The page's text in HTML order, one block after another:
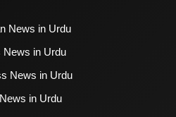
News in Urdu
News in Urdu
News in Urdu
in Urdu